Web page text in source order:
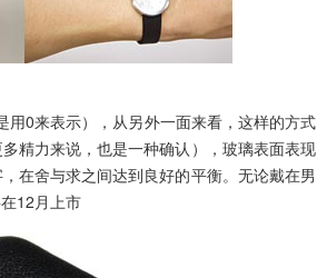
0来表示），从另外一面来看，这样的方式
精力来说，也是一种确认），玻璃表面表现
在舍与求之间达到良好的平衡。无论戴在男
12月上市